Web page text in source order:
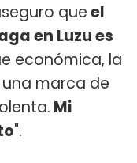
queel
en Luzu es
económica, la
marca de
Mi
".